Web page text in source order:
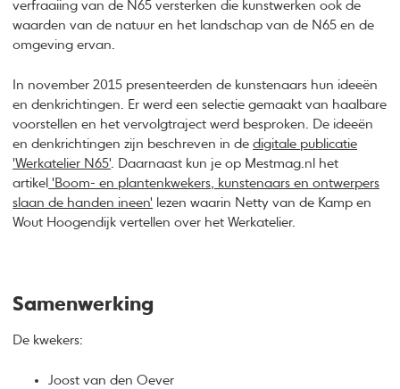
verfraaiing van de N65 versterken die kunstwerken ook de
waarden van de natuur en het landschap van de N65 en de
omgeving ervan.
In november 2015 presenteerden de kunstenaars hun ideeën
en denkrichtingen. Er werd een selectie gemaakt van haalbare
voorstellen en het vervolgtraject werd besproken. De ideeën
en denkrichtingen zijn beschreven in dedigitale publicatie
'Werkatelier N65'. Daarnaast kun je op Mestmag.nl het
artikel 'Boom- en plantenkwekers, kunstenaars en ontwerpers
slaan de handen ineen' lezen waarin Netty van de Kamp en
Wout Hoogendijk vertellen over het Werkatelier.
Samenwerking
De kwekers:
Joost van den Oever